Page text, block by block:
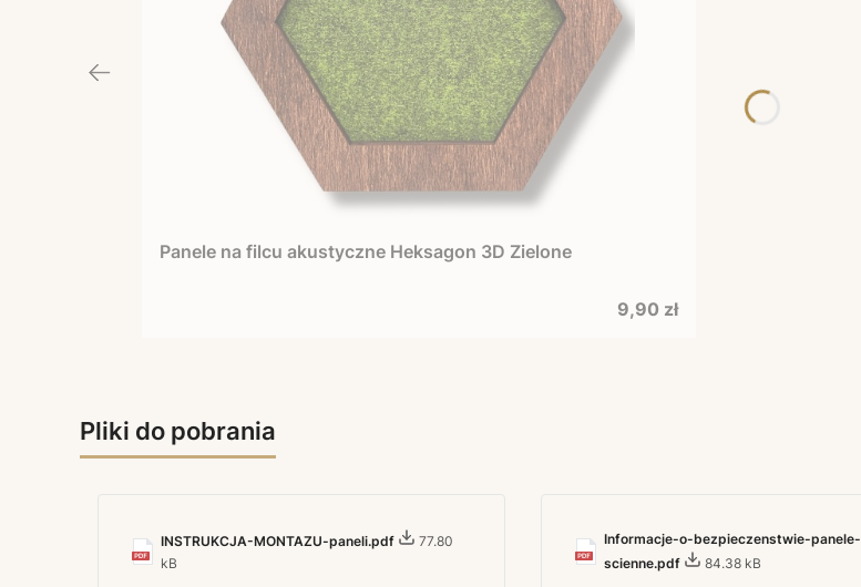
Panele na filcu akustyczne Heksagon 3D Zielone
Cena
9,90 zł
Pliki do pobrania
INSTRUKCJA-MONTAZU-paneli.pdf
77.80
kB
Informacje-o-bezpieczenstwie-panele-
scienne.pdf
84.38 kB